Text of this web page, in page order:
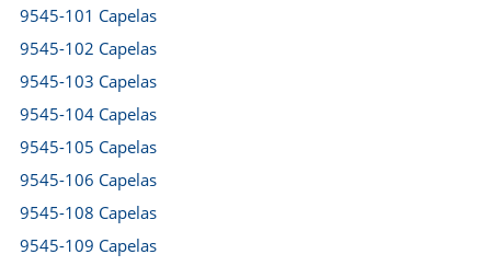
9545-101 Capelas
9545-102 Capelas
9545-103 Capelas
9545-104 Capelas
9545-105 Capelas
9545-106 Capelas
9545-108 Capelas
9545-109 Capelas